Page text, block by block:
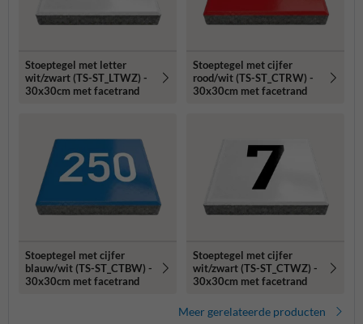
Stoeptegel met letter
wit/zwart (TS-ST_LTWZ) -
30x30cm met facetrand
Stoeptegel met cijfer
rood/wit (TS-ST_CTRW) -
30x30cm met facetrand
Stoeptegel met cijfer
blauw/wit (TS-ST_CTBW) -
30x30cm met facetrand
Stoeptegel met cijfer
wit/zwart (TS-ST_CTWZ) -
30x30cm met facetrand
Meer gerelateerde producten